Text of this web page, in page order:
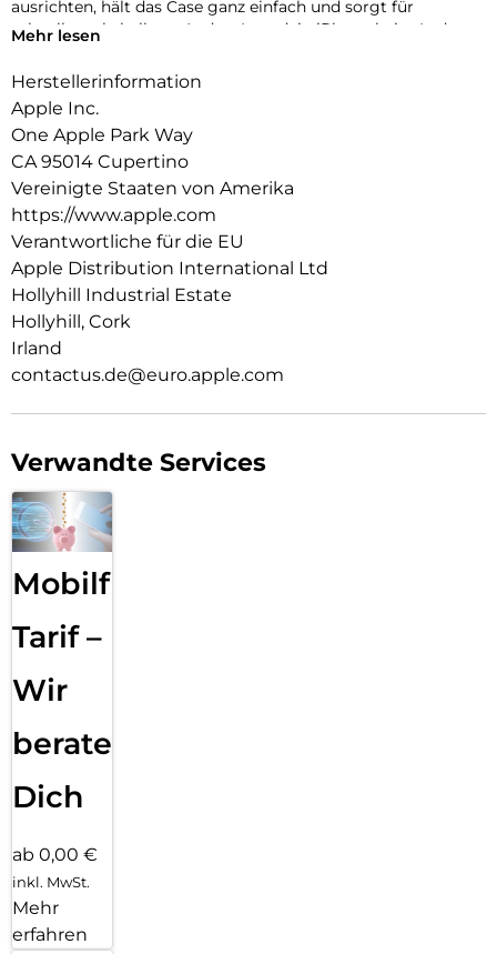
ausrichten, hält das Case ganz einfach und sorgt für
schnelleres kabelloses Laden. Lass dein iPhone beim Laden
leg es auf dein Qi2 zertifiziertes Ladegerät.
des Design‑ und Fertigungs­prozesses Tausende von
Teststunden. Deshalb sieht es nicht nur großartig aus,
sondern ist auch dafür gemacht, dein iPhone vor Kratzern
und bei Stürzen zu schützen.
Mehr lesen
Herstellerinformation
Apple Inc.
One Apple Park Way
CA 95014 Cupertino
Vereinigte Staaten von Amerika
https://www.apple.com
Verantwortliche für die EU
Apple Distribution International Ltd
Hollyhill Industrial Estate
Hollyhill, Cork
Irland
contactus.de@euro.apple.com
Verwandte Services
Mobilfunk
Tarif –
Wir
beraten
Dich
ab 0,00 €
inkl. MwSt.
Mehr
erfahren